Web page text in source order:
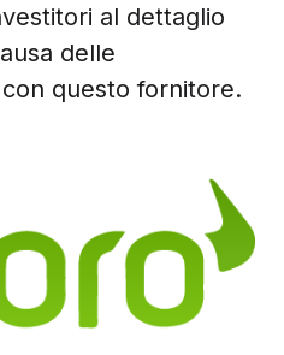
al dettaglio
delle
questo fornitore.